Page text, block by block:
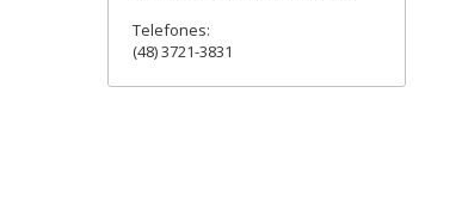
Telefones:
(48) 3721-3831